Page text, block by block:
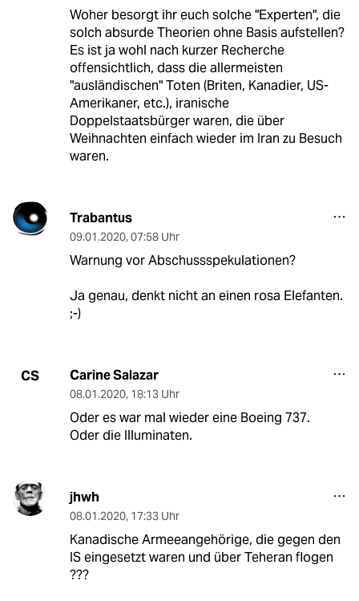
Woher besorgt ihr euch solche "Experten", die
solch absurde Theorien ohne Basis aufstellen?
Es ist ja wohl nach kurzer Recherche
offensichtlich, dass die allermeisten
"ausländischen" Toten (Briten, Kanadier, US-
Amerikaner, etc.), iranische
Doppelstaatsbürger waren, die über
Weihnachten einfach wieder im Iran zu Besuch
waren.
Trabantus
09.01.2020, 07:58 Uhr
Warnung vor Abschussspekulationen?
Ja genau, denkt nicht an einen rosa Elefanten.
;-)
CS Carine Salazar
08.01.2020, 18:13 Uhr
Oder es war mal wieder eine Boeing 737.
Oder die Illuminaten.
jhwh
08.01.2020, 17:33 Uhr
Kanadische Armeeangehörige, die gegen den
IS eingesetzt waren und über Teheran flogen
???